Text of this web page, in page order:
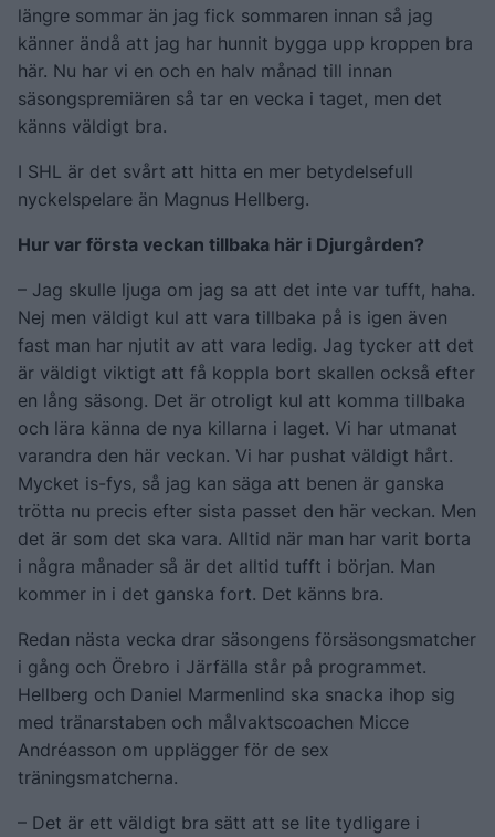
längre sommar än jag fick sommaren innan så jag
känner ändå att jag har hunnit bygga upp kroppen bra
här. Nu har vi en och en halv månad till innan
säsongspremiären så tar en vecka i taget, men det
känns väldigt bra.
I SHL är det svårt att hitta en mer betydelsefull
nyckelspelare än Magnus Hellberg.
Hur var första veckan tillbaka här i Djurgården?
– Jag skulle ljuga om jag sa att det inte var tufft, haha.
Nej men väldigt kul att vara tillbaka på is igen även
fast man har njutit av att vara ledig. Jag tycker att det
är väldigt viktigt att få koppla bort skallen också efter
en lång säsong. Det är otroligt kul att komma tillbaka
och lära känna de nya killarna i laget. Vi har utmanat
varandra den här veckan. Vi har pushat väldigt hårt.
Mycket is-fys, så jag kan säga att benen är ganska
trötta nu precis efter sista passet den här veckan. Men
det är som det ska vara. Alltid när man har varit borta
i några månader så är det alltid tufft i början. Man
kommer in i det ganska fort. Det känns bra.
Redan nästa vecka drar säsongens försäsongsmatcher
i gång och Örebro i Järfälla står på programmet.
Hellberg och Daniel Marmenlind ska snacka ihop sig
med tränarstaben och målvaktscoachen Micce
Andréasson om upplägger för de sex
träningsmatcherna.
– Det är ett väldigt bra sätt att se lite tydligare i